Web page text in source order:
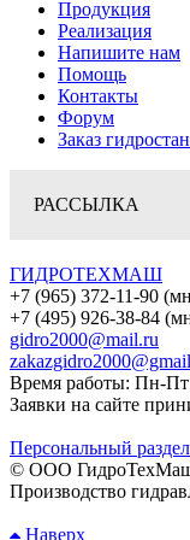
Продукция
Реализация
Напишите нам
Помощь
Контакты
Форум
Заказ
РАССЫЛКА
ГИДРОТЕХМАШ
+7 (965) 372-11-90
+7 (495) 926-38-84
gidro2000@mail.ru
Время работы: Пн-
Заявки на сайте
Персональный раздел
© ООО
Производство
Наверх